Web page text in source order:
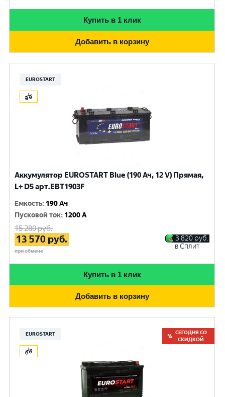
Купить в 1 клик
Добавить в корзину
EUROSTART
Аккумулятор EUROSTART Blue (190 Ач, 12 V) Прямая,
L+ D5 арт.EBT1903F
Емкость: 190 Ач
Пусковой ток: 1200 A
15 280руб.
13 570 руб.
при обмене
3 820 руб.
в Сплит
Купить в 1 клик
Добавить в корзину
EUROSTART
СЕГОДНЯ СО
СКИДКОЙ